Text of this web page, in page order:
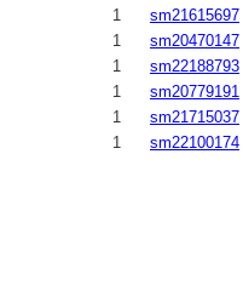
1
sm21615697
1
sm20470147
1
sm22188793
1
sm20779191
1
sm21715037
1
sm22100174